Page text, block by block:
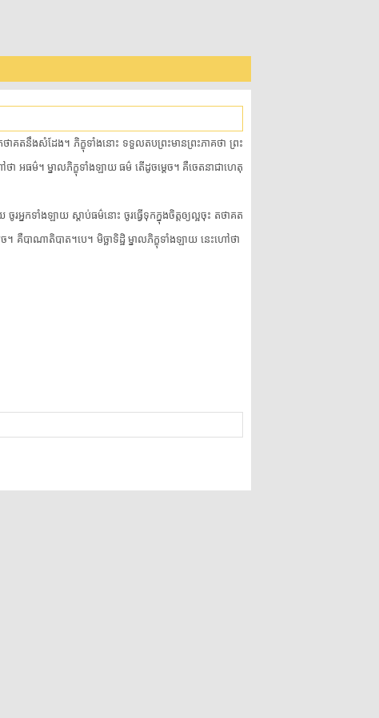
គត​នឹង​សំដែង​។​ ​ភិក្ខុ​ទាំងនោះ​ ​ទទួល​តប​ព្រះមានព្រះភាគ​ថា​ ​ព្រះ
ថា​ ​អធម៌​។​ ​ម្នាល​ភិក្ខុ​ទាំងឡាយ​ ​ធម៌​ ​តើ​ដូចម្តេច​។​ ​គឺ​ចេតនា​ជាហេតុ​
ក​ទាំងឡាយ​ ​ស្តាប់ធម៌​នោះ​ ​ចូរ​ធ្វើ​ទុក​ក្នុងចិត្ត​ឲ្យ​ល្អ​ចុះ​ ​តថាគត​
។​ ​គឺ​បាណាតិបាត​។​បេ​។​ ​មិច្ឆាទិដ្ឋិ​ ​ម្នាល​ភិក្ខុ​ទាំងឡាយ​ ​នេះ​ហៅថា​